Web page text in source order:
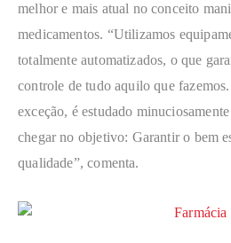
melhor e mais atual no conceito
medicamentos. “Utilizamos
totalmente automatizados, o que
controle de tudo aquilo que
exceção, é estudado
chegar no objetivo: Garantir o bem
qualidade”, comenta.